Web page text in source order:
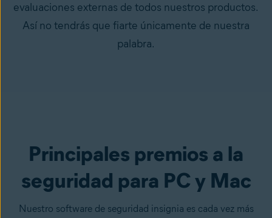
evaluaciones externas de todos nuestros productos.
Así no tendrás que fiarte únicamente de nuestra
palabra.
Principales premios a la
seguridad para PC y Mac
Nuestro software de seguridad insignia es cada vez más